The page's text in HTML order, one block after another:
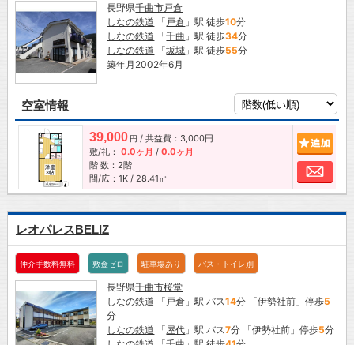
長野県千曲市戸倉
しなの鉄道 「 戸倉 」駅 徒歩10分
しなの鉄道 「千曲 」駅 徒歩34分
しなの鉄道 「坂城 」駅 徒歩55分
築年月2002年6月
空室情報
39,000 円 / 共益費：3,000円
敷/礼： 0.0ヶ月 / 0.0ヶ月
階 数：2階
間/広：1K / 28.41㎡
お
レオパレスBELIZ
仲介手数料無料 敷金ゼロ 駐車場あり バス・トイレ別
長野県千曲市桜堂
しなの鉄道 「 戸倉 」駅 バス14分 「伊勢社前」停歩5
分
しなの鉄道 「屋代 」駅 バス7分 「伊勢社前」停歩5分